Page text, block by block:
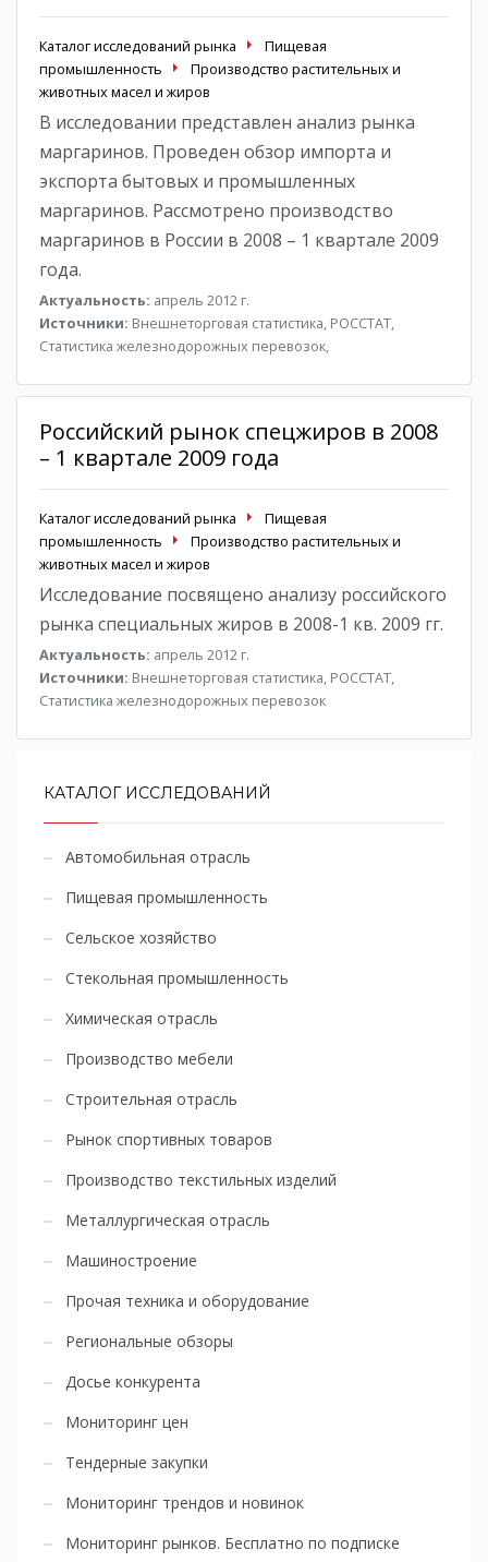
Каталог исследований рынка
Пищевая
промышленность
Производство растительных и
животных масел и жиров
В исследовании представлен анализ рынка
маргаринов. Проведен обзор импорта и
экспорта бытовых и промышленных
маргаринов. Рассмотрено производство
маргаринов в России в 2008 – 1 квартале 2009
года.
Актуальность: апрель 2012 г.
Источники: Внешнеторговая статистика, РОССТАТ,
Статистика железнодорожных перевозок,
Российский рынок спецжиров в 2008
– 1 квартале 2009 года
Каталог исследований рынка
Пищевая
промышленность
Производство растительных и
животных масел и жиров
Исследование посвящено анализу российского
рынка специальных жиров в 2008-1 кв. 2009 гг.
Актуальность: апрель 2012 г.
Источники: Внешнеторговая статистика, РОССТАТ,
Статистика железнодорожных перевозок
КАТАЛОГ ИССЛЕДОВАНИЙ
Автомобильная отрасль
Пищевая промышленность
Сельское хозяйство
Стекольная промышленность
Химическая отрасль
Производство мебели
Строительная отрасль
Рынок спортивных товаров
Производство текстильных изделий
Металлургическая отрасль
Машиностроение
Прочая техника и оборудование
Региональные обзоры
Досье конкурента
Мониторинг цен
Тендерные закупки
Мониторинг трендов и новинок
Мониторинг рынков. Бесплатно по подписке